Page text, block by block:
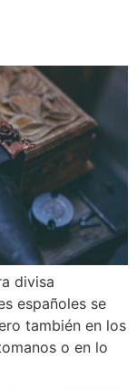
divisa
españoles se
también en los
o en lo